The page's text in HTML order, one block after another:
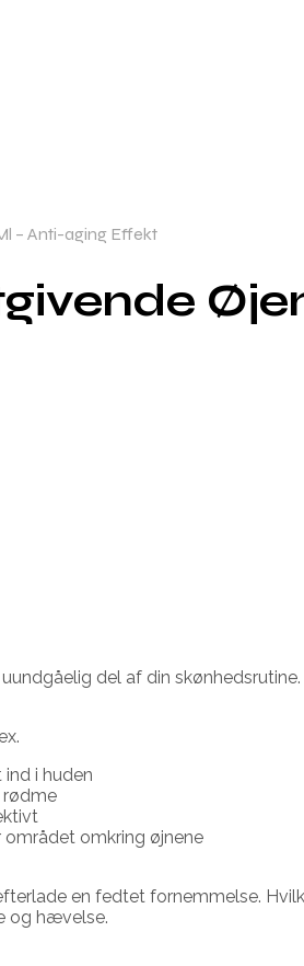
– Anti-aging Effekt
del af din
i huden
rødme
omkring øjnene
en fedtet fornemmelse.
og hævelse.